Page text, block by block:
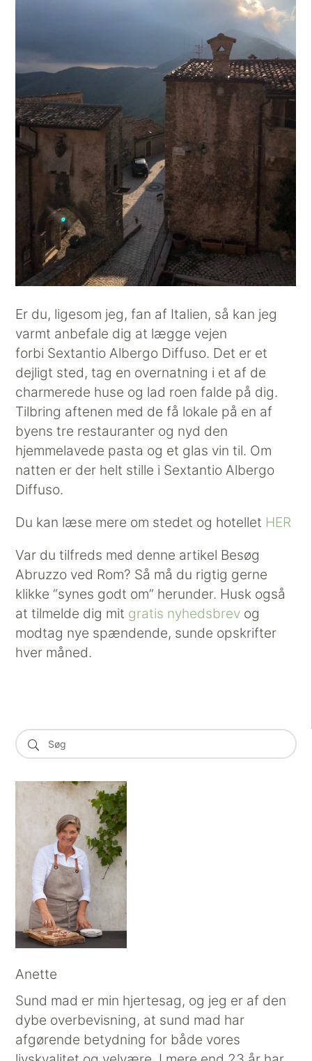
Er du, ligesom jeg, fan af Italien, så kan jeg
varmt anbefale dig at lægge vejen
forbi Sextantio Albergo Diffuso. Det er et
dejligt sted, tag en overnatning i et af de
charmerede huse og lad roen falde på dig.
Tilbring aftenen med de få lokale på en af
byens tre restauranter og nyd den
hjemmelavede pasta og et glas vin til. Om
natten er der helt stille i Sextantio Albergo
Diffuso.
Du kan læse mere om stedet og hotellet HER
Var du tilfreds med denne artikel Besøg
Abruzzo ved Rom? Så må du rigtig gerne
klikke “synes godt om” herunder. Husk også
at tilmelde dig mit gratis nyhedsbrev og
modtag nye spændende, sunde opskrifter
hver måned.
Anette
Sund mad er min hjertesag, og jeg er af den
dybe overbevisning, at sund mad har
afgørende betydning for både vores